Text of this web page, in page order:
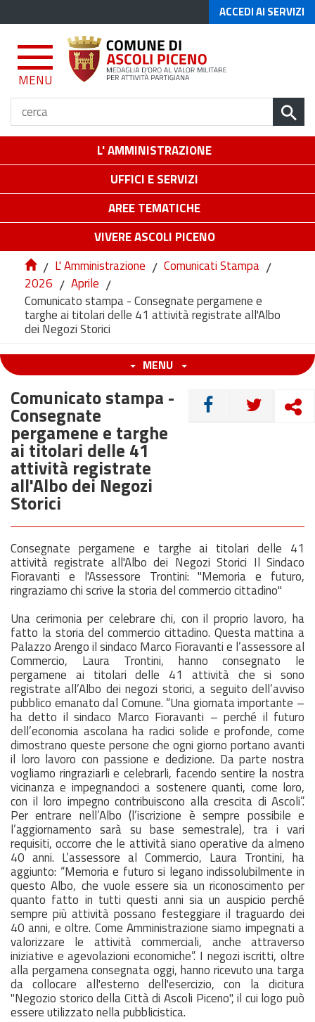
ACCEDI AI SERVIZI
MENU
L' AMMINISTRAZIONE
UFFICI E SERVIZI
AREE TEMATICHE
VIVERE ASCOLI PICENO
/ L' Amministrazione / Comunicati Stampa /
2026 / Aprile /
Comunicato stampa - Consegnate pergamene e
targhe ai titolari delle 41 attività registrate all'Albo
dei Negozi Storici
MENU
CONDIVIDI
Comunicato stampa -
Consegnate
pergamene e targhe
ai titolari delle 41
attività registrate
all'Albo dei Negozi
Storici
Consegnate pergamene e targhe ai titolari delle 41
attività registrate all'Albo dei Negozi Storici Il Sindaco
Fioravanti e l'Assessore Trontini: "Memoria e futuro,
ringraziamo chi scrive la storia del commercio cittadino"
Una cerimonia per celebrare chi, con il proprio lavoro, ha
fatto la storia del commercio cittadino. Questa mattina a
Palazzo Arengo il sindaco Marco Fioravanti e l’assessore al
Commercio, Laura Trontini, hanno consegnato le
pergamene ai titolari delle 41 attività che si sono
registrate all’Albo dei negozi storici, a seguito dell’avviso
pubblico emanato dal Comune. “Una giornata importante –
ha detto il sindaco Marco Fioravanti – perché il futuro
dell’economia ascolana ha radici solide e profonde, come
dimostrano queste persone che ogni giorno portano avanti
il loro lavoro con passione e dedizione. Da parte nostra
vogliamo ringraziarli e celebrarli, facendo sentire la nostra
vicinanza e impegnandoci a sostenere quanti, come loro,
con il loro impegno contribuiscono alla crescita di Ascoli”.
Per entrare nell’Albo (l’iscrizione è sempre possibile e
l’aggiornamento sarà su base semestrale), tra i vari
requisiti, occorre che le attività siano operative da almeno
40 anni. L’assessore al Commercio, Laura Trontini, ha
aggiunto: “Memoria e futuro si legano indissolubilmente in
questo Albo, che vuole essere sia un riconoscimento per
quanto fatto in tutti questi anni sia un auspicio perché
sempre più attività possano festeggiare il traguardo dei
40 anni, e oltre. Come Amministrazione siamo impegnati a
valorizzare le attività commerciali, anche attraverso
iniziative e agevolazioni economiche”. I negozi iscritti, oltre
alla pergamena consegnata oggi, hanno ricevuto una targa
da collocare all'esterno dell'esercizio, con la dicitura
"Negozio storico della Città di Ascoli Piceno", il cui logo può
essere utilizzato nella pubblicistica.